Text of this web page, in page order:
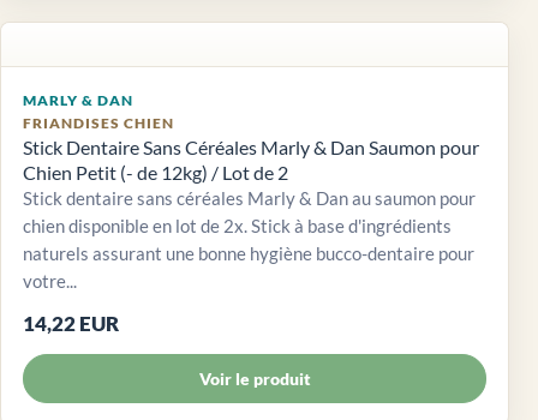
MARLY & DAN
FRIANDISES CHIEN
Stick Dentaire Sans Céréales Marly & Dan Saumon pour
Chien Petit (- de 12kg) / Lot de 2
Stick dentaire sans céréales Marly & Dan au saumon pour
chien disponible en lot de 2x. Stick à base d'ingrédients
naturels assurant une bonne hygiène bucco-dentaire pour
votre...
14,22 EUR
Voir le produit